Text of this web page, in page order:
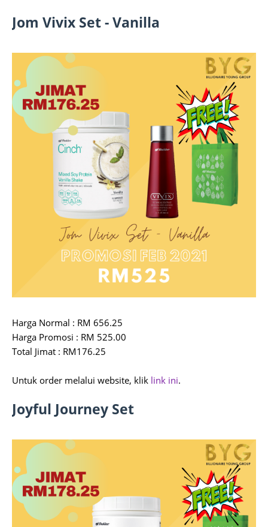
Jom Vivix Set - Vanilla
Harga Normal : RM 656.25
Harga Promosi : RM 525.00
Total Jimat : RM176.25
Untuk order melalui website, klik link ini.
Joyful Journey Set